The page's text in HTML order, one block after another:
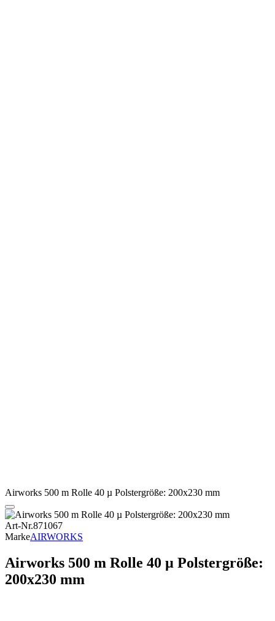
Airworks 500 m Rolle 40 µ Polstergröße: 200x230 mm
Art-Nr.871067
MarkeAIRWORKS
Airworks 500 m Rolle 40 µ Polstergröße:
200x230 mm